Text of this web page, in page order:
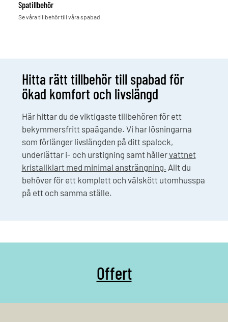
Hitta rätt tillbehör till spabad för
ökad komfort och livslängd
Här hittar du de viktigaste tillbehören för ett
bekymmersfritt spaägande. Vi har lösningarna
som förlänger livslängden på ditt spalock,
underlättar i- och urstigning samt hållervattnet
kristallklart med minimal ansträngning. Allt du
behöver för ett komplett och välskött utomhusspa
på ett och samma ställe.
Spatillbehör
Se våra tillbehör till våra spabad.
Offert